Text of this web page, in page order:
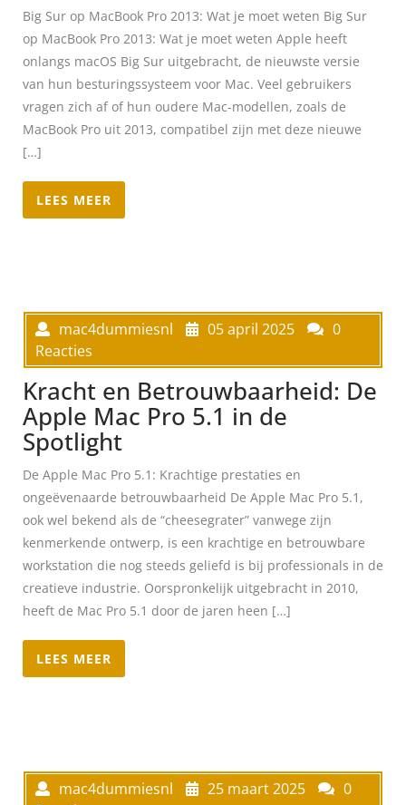
Big Sur op MacBook Pro 2013: Wat je moet weten Big Sur
op MacBook Pro 2013: Wat je moet weten Apple heeft
onlangs macOS Big Sur uitgebracht, de nieuwste versie
van hun besturingssysteem voor Mac. Veel gebruikers
vragen zich af of hun oudere Mac-modellen, zoals de
MacBook Pro uit 2013, compatibel zijn met deze nieuwe
[…]
LEES MEER
mac4dummiesnl 05 april 2025
0
Reacties
Kracht en Betrouwbaarheid: De
Apple Mac Pro 5.1 in de
Spotlight
De Apple Mac Pro 5.1: Krachtige prestaties en
ongeëvenaarde betrouwbaarheid De Apple Mac Pro 5.1,
ook wel bekend als de “cheesegrater” vanwege zijn
kenmerkende ontwerp, is een krachtige en betrouwbare
workstation die nog steeds geliefd is bij professionals in de
creatieve industrie. Oorspronkelijk uitgebracht in 2010,
heeft de Mac Pro 5.1 door de jaren heen […]
LEES MEER
mac4dummiesnl 25 maart 2025
0